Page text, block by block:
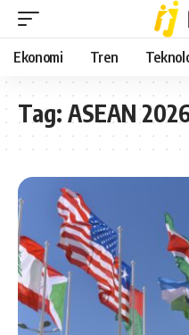
Ekonomi Tren
Tag: ASEAN